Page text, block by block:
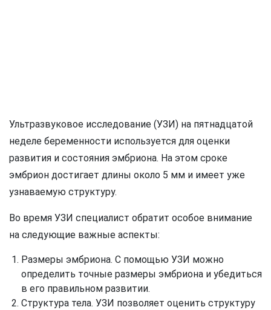
Ультразвуковое исследование (УЗИ) на пятнадцатой
неделе беременности используется для оценки
развития и состояния эмбриона. На этом сроке
эмбрион достигает длины около 5 мм и имеет уже
узнаваемую структуру.
Во время УЗИ специалист обратит особое внимание
на следующие важные аспекты:
Размеры эмбриона. С помощью УЗИ можно
определить точные размеры эмбриона и убедиться
в его правильном развитии.
Структура тела. УЗИ позволяет оценить структуру